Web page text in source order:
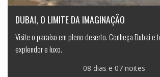
DUBAI, O LIMITE DA IMAGINAÇÃO
Visite o paraíso em pleno deserto. Conheça Dubai e
explendor e luxo.
08 dias e 07 noites